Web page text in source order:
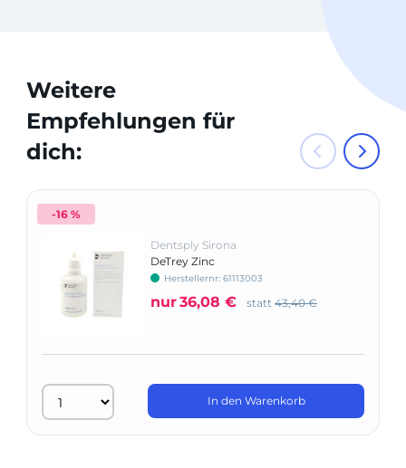
Weitere
Empfehlungen für
dich:
-16 %
Dentsply Sirona
DeTrey Zinc
Herstellernr: 61113003
nur36,08 € statt 43,40 €
In den Warenkorb